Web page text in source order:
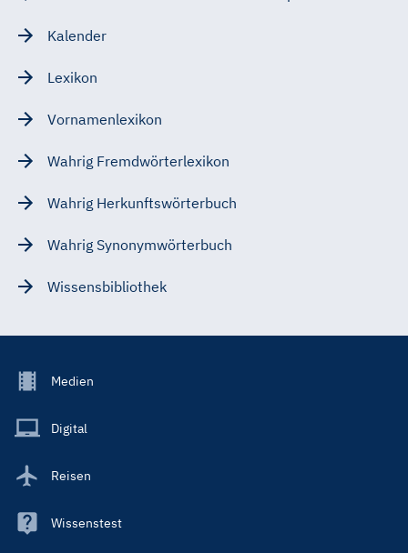
Kalender
Lexikon
Vornamenlexikon
Wahrig Fremdwörterlexikon
Wahrig Herkunftswörterbuch
Wahrig Synonymwörterbuch
Wissensbibliothek
Footer
Main
Medien
Digital
Reisen
Wissenstest